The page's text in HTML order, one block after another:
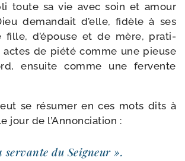
toute sa vie avec soin et amour
deman­dait d’elle, fidèle à ses
fille, d’é­pouse et de mère, pra­ti­
de pié­té comme une pieuse
ensuite comme une fer­vente
se résu­mer en ces mots dits à
jour de l’Annonciation :
ser­vante du Seigneur ».